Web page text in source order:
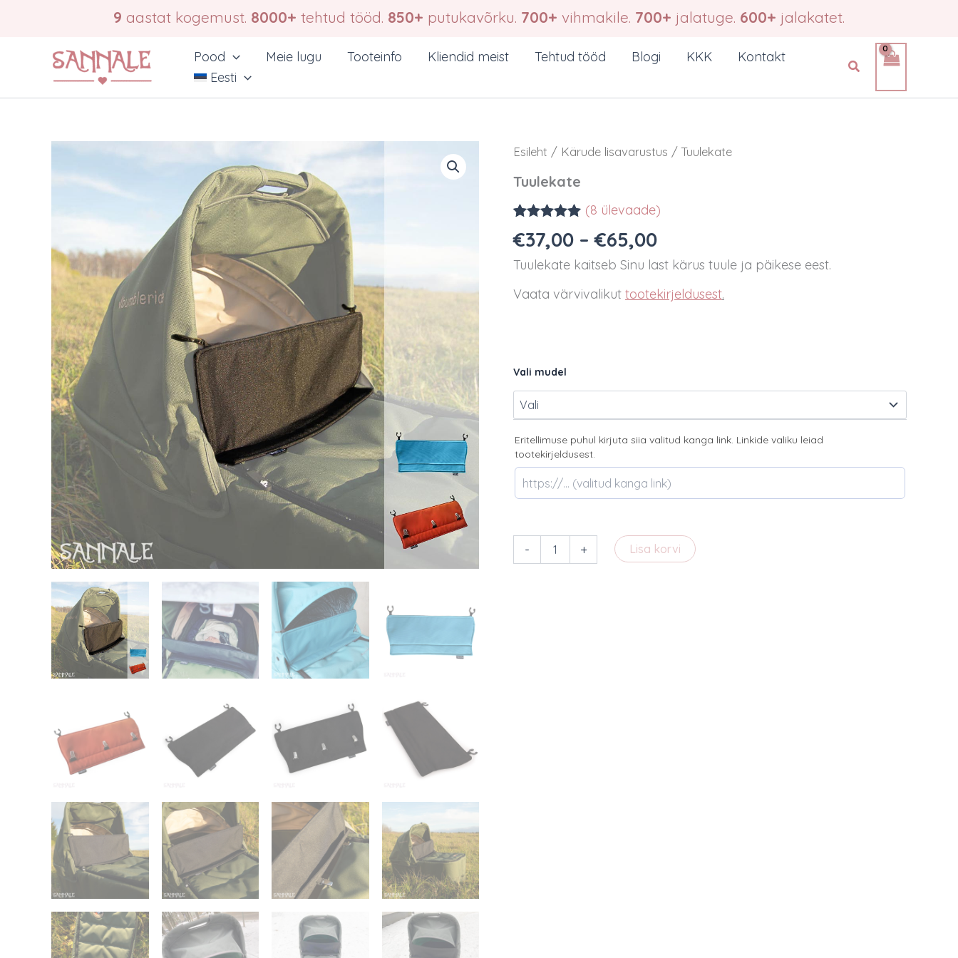
9 aastat kogemust. 8000+ tehtud tööd. 850+ putukavõrku. 700+ vihmakile. 700+ jalatuge. 600+ jalakatet.
Pood Meie lugu Tooteinfo Kliendid meist Tehtud tööd Blogi KKK
Kontakt
Eesti
Search
Esileht / Kärude lisavarustus / Tuulekate
Tuulekate
5.00/5
hinnangu
(8 ülevaade)
€37,00 – €65,00Hinnavahemik:
€37,00
€65,00
Tuulekate kaitseb Sinu last kärus tuule ja päikese eest.
Vaata värvivalikut tootekirjeldusest.
Vali mudel
Eritellimuse puhul kirjuta siia valitud kanga link. Linkide valiku leiad
tootekirjeldusest.
- + Lisa korvi
kuni